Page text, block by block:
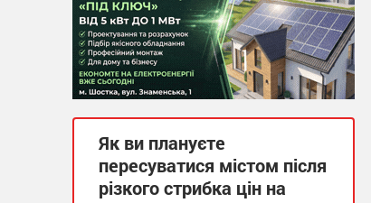
Як ви плануєте
пересуватися містом після
різкого стрибка цін на